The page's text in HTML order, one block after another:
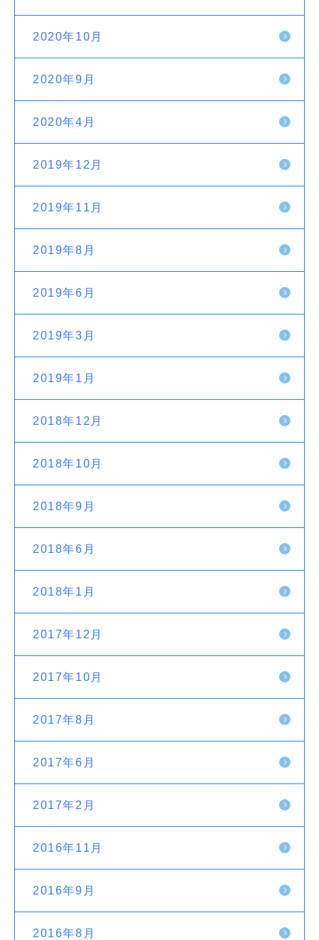
2020年10月
2020年9月
2020年4月
2019年12月
2019年11月
2019年8月
2019年6月
2019年3月
2019年1月
2018年12月
2018年10月
2018年9月
2018年6月
2018年1月
2017年12月
2017年10月
2017年8月
2017年6月
2017年2月
2016年11月
2016年9月
2016年8月